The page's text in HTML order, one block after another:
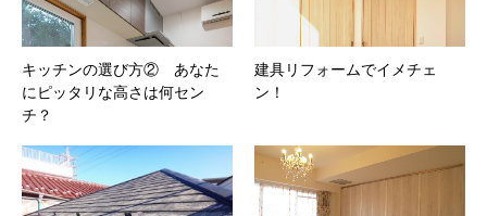
キッチンの選び方② あなた
にピッタリな高さは何セン
チ？
建具リフォームでイメチェ
ン！